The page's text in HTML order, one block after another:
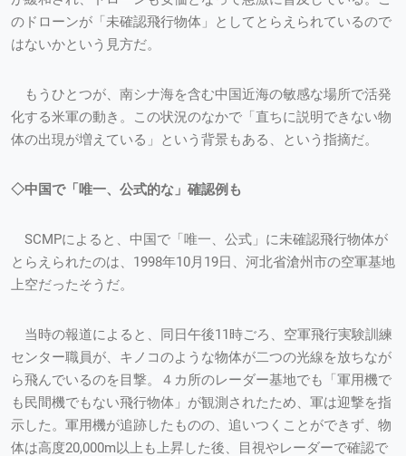
のドローンが「未確認飛行物体」としてとらえられているので
はないかという見方だ。
もうひとつが、南シナ海を含む中国近海の敏感な場所で活発
化する米軍の動き。この状況のなかで「直ちに説明できない物
体の出現が増えている」という背景もある、という指摘だ。
◇中国で「唯一、公式的な」確認例も
SCMPによると、中国で「唯一、公式」に未確認飛行物体が
とらえられたのは、1998年10月19日、河北省滄州市の空軍基地
上空だったそうだ。
当時の報道によると、同日午後11時ごろ、空軍飛行実験訓練
センター職員が、キノコのような物体が二つの光線を放ちなが
ら飛んでいるのを目撃。４カ所のレーダー基地でも「軍用機で
も民間機でもない飛行物体」が観測されたため、軍は迎撃を指
示した。軍用機が追跡したものの、追いつくことができず、物
体は高度20,000m以上も上昇した後、目視やレーダーで確認で